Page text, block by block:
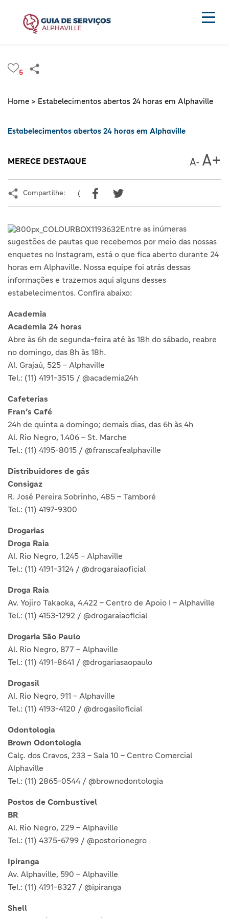
5
Home > Estabelecimentos abertos 24 horas em Alphaville
Estabelecimentos abertos 24 horas em Alphaville
MERECE DESTAQUE
Compartilhe: (
Entre as inúmeras
sugestões de pautas que recebemos por meio das nossas
enquetes no Instagram, está o que fica aberto durante 24
horas em Alphaville. Nossa equipe foi atrás dessas
informações e trazemos aqui alguns desses
estabelecimentos. Confira abaixo:
Academia
Academia 24 horas
Abre às 6h de segunda-feira até às 18h do sábado, reabre
no domingo, das 8h às 18h.
Al. Grajaú, 525 – Alphaville
Tel.: (11) 4191-3515 / @academia24h
Cafeterias
Fran’s Café
24h de quinta a domingo; demais dias, das 6h às 4h
Al. Rio Negro, 1.406 – St. Marche
Tel.: (11) 4195-8015 / @franscafealphaville
Distribuidores de gás
Consigaz
R. José Pereira Sobrinho, 485 – Tamboré
Tel.: (11) 4197-9300
Drogarias
Droga Raia
Al. Rio Negro, 1.245 – Alphaville
Tel.: (11) 4191-3124 / @drogaraiaoficial
Droga Raia
Av. Yojiro Takaoka, 4.422 – Centro de Apoio I – Alphaville
Tel.: (11) 4153-1292 / @drogaraiaoficial
Drogaria São Paulo
Al. Rio Negro, 877 – Alphaville
Tel.: (11) 4191-8641 / @drogariasaopaulo
Drogasil
Al. Rio Negro, 911 – Alphaville
Tel.: (11) 4193-4120 / @drogasiloficial
Odontologia
Brown Odontologia
Calç. dos Cravos, 233 – Sala 10 – Centro Comercial
Alphaville
Tel.: (11) 2865-0544 / @brownodontologia
Postos de Combustível
BR
Al. Rio Negro, 229 – Alphaville
Tel.: (11) 4375-6799 / @postorionegro
Ipiranga
Av. Alphaville, 590 – Alphaville
Tel.: (11) 4191-8327 / @ipiranga
Shell